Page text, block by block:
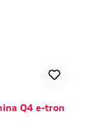
Q4 e-tron